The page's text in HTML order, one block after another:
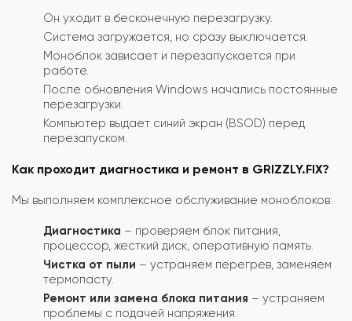
Он уходит в бесконечную перезагрузку.
Система загружается, но сразу выключается.
Моноблок зависает и перезапускается при
работе.
После обновления Windows начались постоянные
перезагрузки.
Компьютер выдает синий экран (BSOD) перед
перезапуском.
Как проходит диагностика и ремонт в GRIZZLY.FIX?
Мы выполняем комплексное обслуживание моноблоков:
Диагностика – проверяем блок питания,
процессор, жесткий диск, оперативную память.
Чистка от пыли – устраняем перегрев, заменяем
термопасту.
Ремонт или замена блока питания – устраняем
проблемы с подачей напряжения.